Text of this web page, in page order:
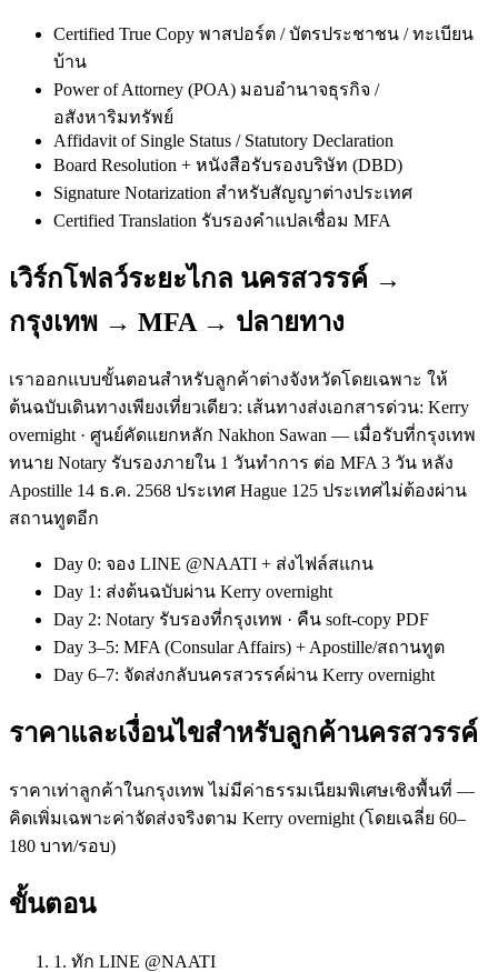
Certified True Copy พาสปอร์ต / บัตรประชาชน / ทะเบียน
บ้าน
Power of Attorney (POA) มอบอำนาจธุรกิจ /
อสังหาริมทรัพย์
Affidavit of Single Status / Statutory Declaration
Board Resolution + หนังสือรับรองบริษัท (DBD)
Signature Notarization สำหรับสัญญาต่างประเทศ
Certified Translation รับรองคำแปลเชื่อม MFA
เวิร์กโฟลว์ระยะไกล นครสวรรค์ →
กรุงเทพ → MFA → ปลายทาง
เราออกแบบขั้นตอนสำหรับลูกค้าต่างจังหวัดโดยเฉพาะ ให้
ต้นฉบับเดินทางเพียงเที่ยวเดียว: เส้นทางส่งเอกสารด่วน: Kerry
overnight · ศูนย์คัดแยกหลัก Nakhon Sawan — เมื่อรับที่กรุงเทพ
ทนาย Notary รับรองภายใน 1 วันทำการ ต่อ MFA 3 วัน หลัง
Apostille 14 ธ.ค. 2568 ประเทศ Hague 125 ประเทศไม่ต้องผ่าน
สถานทูตอีก
Day 0: จอง LINE @NAATI + ส่งไฟล์สแกน
Day 1: ส่งต้นฉบับผ่าน Kerry overnight
Day 2: Notary รับรองที่กรุงเทพ · คืน soft-copy PDF
Day 3–5: MFA (Consular Affairs) + Apostille/สถานทูต
Day 6–7: จัดส่งกลับนครสวรรค์ผ่าน Kerry overnight
ราคาและเงื่อนไขสำหรับลูกค้านครสวรรค์
ราคาเท่าลูกค้าในกรุงเทพ ไม่มีค่าธรรมเนียมพิเศษเชิงพื้นที่ —
คิดเพิ่มเฉพาะค่าจัดส่งจริงตาม Kerry overnight (โดยเฉลี่ย 60–
180 บาท/รอบ)
ขั้นตอน
1. ทัก LINE @NAATI